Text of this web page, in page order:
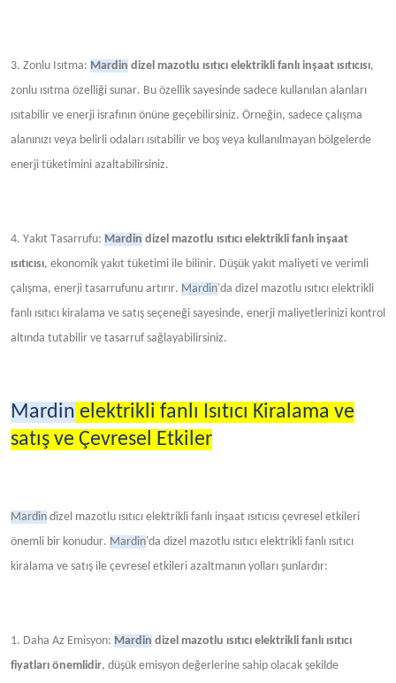
3. Zonlu Isıtma: Mardin dizel mazotlu ısıtıcı elektrikli fanlı inşaat ısıtıcısı,
zonlu ısıtma özelliği sunar. Bu özellik sayesinde sadece kullanılan alanları
ısıtabilir ve enerji israfının önüne geçebilirsiniz. Örneğin, sadece çalışma
alanınızı veya belirli odaları ısıtabilir ve boş veya kullanılmayan bölgelerde
enerji tüketimini azaltabilirsiniz.
4. Yakıt Tasarrufu: Mardin dizel mazotlu ısıtıcı elektrikli fanlı inşaat
ısıtıcısı, ekonomik yakıt tüketimi ile bilinir. Düşük yakıt maliyeti ve verimli
çalışma, enerji tasarrufunu artırır. Mardin'da dizel mazotlu ısıtıcı elektrikli
fanlı ısıtıcı kiralama ve satış seçeneği sayesinde, enerji maliyetlerinizi kontrol
altında tutabilir ve tasarruf sağlayabilirsiniz.
Mardin elektrikli fanlı Isıtıcı Kiralama ve
satış ve Çevresel Etkiler
Mardin dizel mazotlu ısıtıcı elektrikli fanlı inşaat ısıtıcısı çevresel etkileri
önemli bir konudur. Mardin'da dizel mazotlu ısıtıcı elektrikli fanlı ısıtıcı
kiralama ve satış ile çevresel etkileri azaltmanın yolları şunlardır:
1. Daha Az Emisyon: Mardin dizel mazotlu ısıtıcı elektrikli fanlı ısıtıcı
fiyatları önemlidir, düşük emisyon değerlerine sahip olacak şekilde